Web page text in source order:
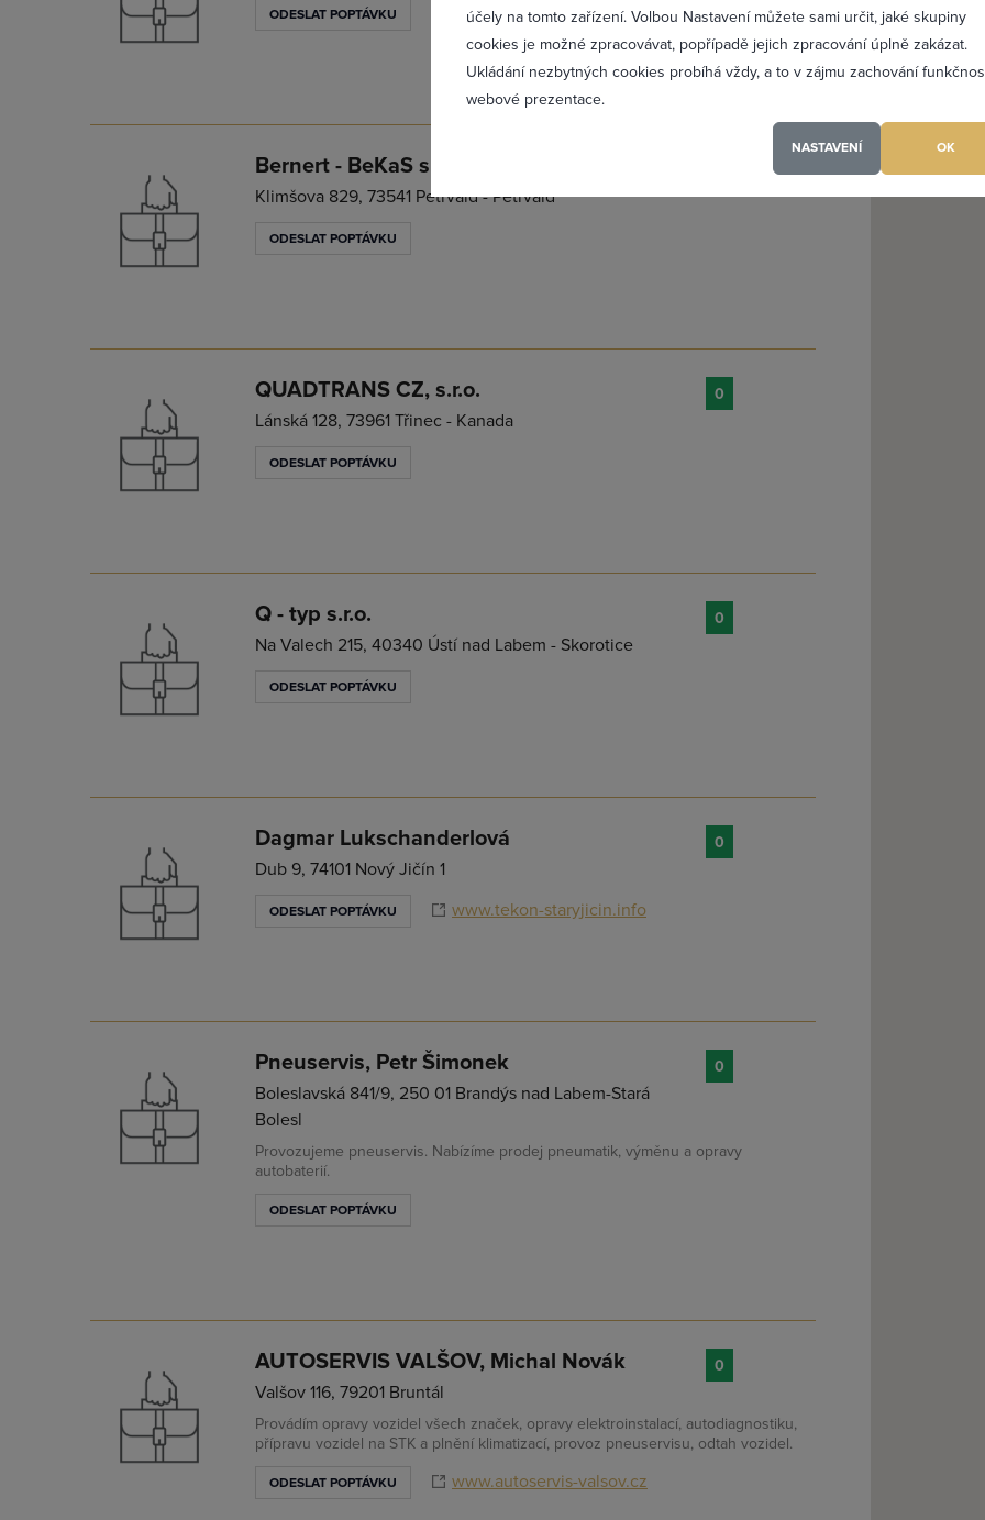
účely na tomto zařízení. Volbou Nastavení můžete sami určit, jaké skupiny
cookies je možné zpracovávat, popřípadě jejich zpracování úplně zakázat.
Ukládání nezbytných cookies probíhá vždy, a to v zájmu zachování
webové prezentace.
NASTAVENÍ OK
ODESLAT POPTÁVKU
Bernert - BeKaS s.r.o.
Klimšova 829, 73541 Petřvald - Petřvald
ODESLAT POPTÁVKU
QUADTRANS CZ, s.r.o.
Lánská 128, 73961 Třinec - Kanada
ODESLAT POPTÁVKU
0
Q - typ s.r.o.
Na Valech 215, 40340 Ústí nad Labem - Skorotice
ODESLAT POPTÁVKU
0
Dagmar Lukschanderlová
Dub 9, 74101 Nový Jičín 1
ODESLAT POPTÁVKU www.tekon-staryjicin.info
0
Pneuservis, Petr Šimonek
Boleslavská 841/9, 250 01 Brandýs nad Labem-Stará
Bolesl
Provozujeme pneuservis. Nabízíme prodej pneumatik, výměnu a opravy
autobaterií.
ODESLAT POPTÁVKU
0
AUTOSERVIS VALŠOV, Michal Novák
Valšov 116, 79201 Bruntál
Provádím opravy vozidel všech značek, opravy elektroinstalací, autodiagnostiku,
přípravu vozidel na STK a plnění klimatizací, provoz pneuservisu, odtah vozidel.
ODESLAT POPTÁVKU www.autoservis-valsov.cz
0
Vždy aktuální